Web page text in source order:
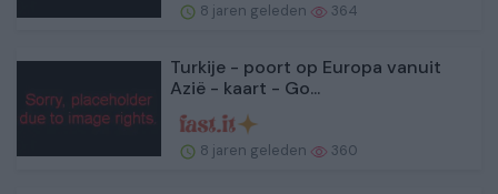
8 jaren geleden 364
Turkije - poort op Europa vanuit
Azië - kaart - Go...
8 jaren geleden 360